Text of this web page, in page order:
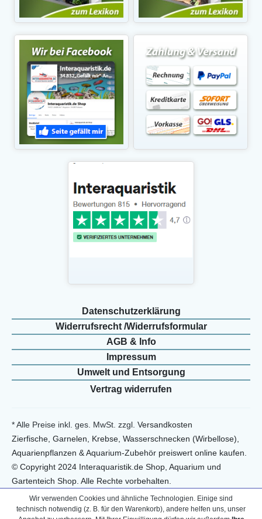
Daten­schutz­erklärung
Widerrufs­recht /Widerrufs­formular
AGB & Info
Impressum
Umwelt und Entsorgung
Vertrag widerrufen
* Alle Preise inkl. ges. MwSt. zzgl. Versandkosten
Zierfische, Garnelen, Krebse, Wasserschnecken (Wirbellose),
Aquarienpflanzen & Aquarium-Zubehör preiswert online kaufen.
© Copyright 2024 Interaquaristik.de Shop, Aquarium und
Gartenteich Shop. Alle Rechte vorbehalten.
Wir verwenden Cookies und ähnliche Technologien. Einige sind
technisch notwendig (z. B. für den Warenkorb), andere helfen uns, unser